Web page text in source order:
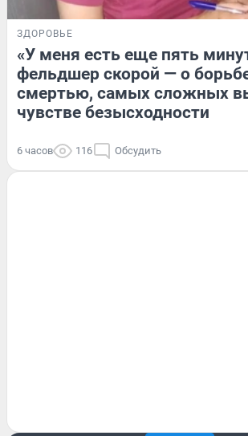
ЗДОРОВЬЕ
«У меня есть еще пять
фельдшер скорой — о
смертью, самых сложных
чувстве безысходности
6 часов 116 Обсудить